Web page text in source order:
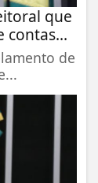
que
contas...
de